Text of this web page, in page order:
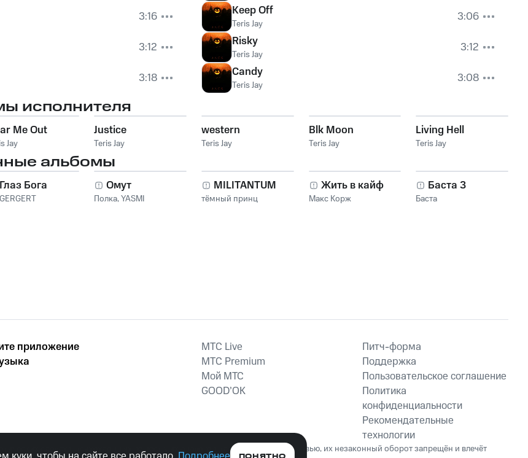
3:16
3:12
3:18
Keep Off
Teris Jay
3:06
Risky
Teris Jay
3:12
Candy
Teris Jay 3:08
исполнителя
Me Out
Jay
Justice
Teris Jay
western
Teris Jay
Blk Moon
Teris Jay
Living Hell
Teris Jay
альбомы
Глаз Бога Омут
Полка,YASMI
MILITANTUM
тёмный принц
Жить в кайф
Макс Корж
Баста 3
Баста
приложение
MTС Live
MTС Premium
Мой МТС
GOOD’OK
Питч-форма
Поддержка
Пользовательское соглашение
Политика
конфиденциальности
Рекомендательные
технологии
средств, психотропных веществ, их аналогов причиняет вред здоровью, их незаконный оборот запрещён и влечёт